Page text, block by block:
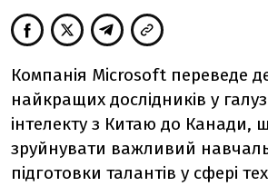
Компанія Microsoft переведе
найкращих дослідників у
інтелекту з Китаю до Канади,
зруйнувати важливий
підготовки талантів у сфері